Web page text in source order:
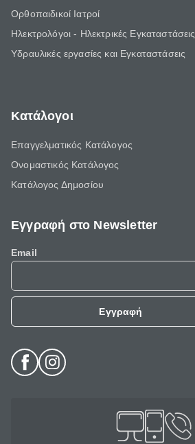
Ορθοπαιδικοί Ιατροί
Ηλεκτρολόγοι - Ηλεκτρικές Εγκαταστάσεις
Υδραυλικές εργασίες και Εγκαταστάσεις
Κατάλογοι
Επαγγελματικός Κατάλογος
Ονομαστικός Κατάλογος
Κατάλογος Δημοσίου
Εγγραφή στο Newsletter
Email
Εγγραφή